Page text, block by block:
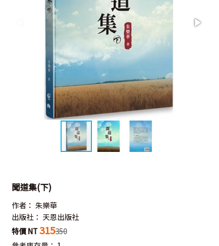
聞道集(下)
作者： 朱樂華
出版社： 天恩出版社
特價 NT 315350